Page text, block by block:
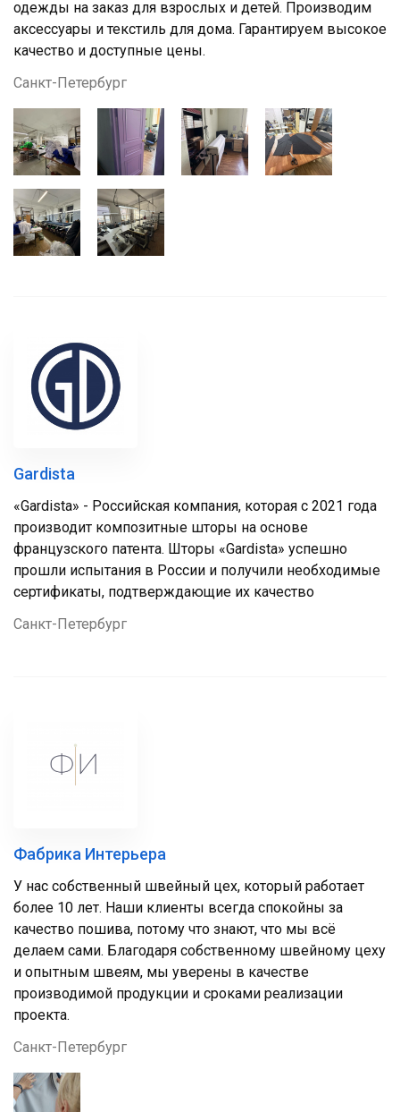
одежды на заказ для взрослых и детей. Производим
аксессуары и текстиль для дома. Гарантируем высокое
качество и доступные цены.
Санкт-Петербург
Gardista
«Gardista» - Российская компания, которая с 2021 года
производит композитные шторы на основе
французского патента. Шторы «Gardista» успешно
прошли испытания в России и получили необходимые
сертификаты, подтверждающие их качество
Санкт-Петербург
Фабрика Интерьера
У нас собственный швейный цех, который работает
более 10 лет. Наши клиенты всегда спокойны за
качество пошива, потому что знают, что мы всё
делаем сами. Благодаря собственному швейному цеху
и опытным швеям, мы уверены в качестве
производимой продукции и сроками реализации
проекта.
Санкт-Петербург